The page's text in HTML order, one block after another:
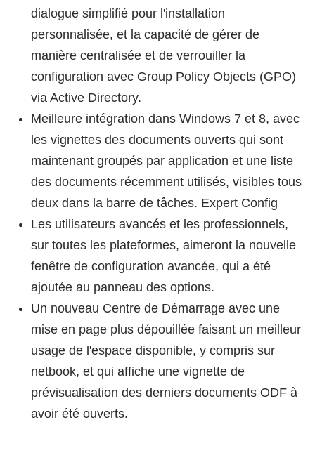
dialogue simplifié pour l'installation
personnalisée, et la capacité de gérer de
manière centralisée et de verrouiller la
configuration avec Group Policy Objects (GPO)
via Active Directory.
Meilleure intégration dans Windows 7 et 8, avec
les vignettes des documents ouverts qui sont
maintenant groupés par application et une liste
des documents récemment utilisés, visibles tous
deux dans la barre de tâches. Expert Config
Les utilisateurs avancés et les professionnels,
sur toutes les plateformes, aimeront la nouvelle
fenêtre de configuration avancée, qui a été
ajoutée au panneau des options.
Un nouveau Centre de Démarrage avec une
mise en page plus dépouillée faisant un meilleur
usage de l'espace disponible, y compris sur
netbook, et qui affiche une vignette de
prévisualisation des derniers documents ODF à
avoir été ouverts.